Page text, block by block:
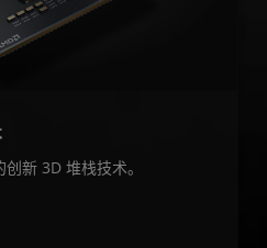
新 3D 堆栈技术。